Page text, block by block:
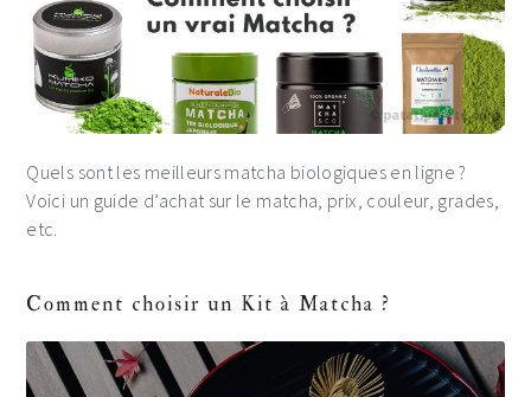
Quels sont les meilleurs matcha biologiques en ligne ?
Voici un guide d’achat sur le matcha, prix, couleur, grades,
etc.
Comment choisir un Kit à Matcha ?